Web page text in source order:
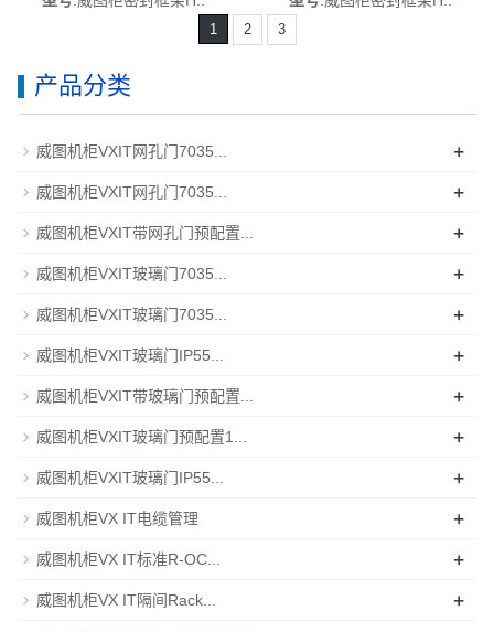
威图配电柜威图PDU威图配件
威图配电柜威图PDU威图配件
1 2 3
产品分类
威图机柜VXIT网孔门7035... +
威图机柜VXIT网孔门7035... +
威图机柜VXIT带网孔门预配置... +
威图机柜VXIT玻璃门7035... +
威图机柜VXIT玻璃门7035... +
威图机柜VXIT玻璃门IP55... +
威图机柜VXIT带玻璃门预配置... +
威图机柜VXIT玻璃门预配置1... +
威图机柜VXIT玻璃门IP55... +
威图机柜VX IT电缆管理 +
威图机柜VX IT标准R-OC... +
威图机柜VX IT隔间Rack... +